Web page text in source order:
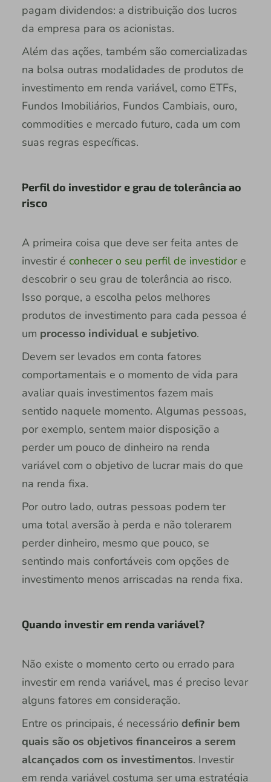
pagam dividendos: a distribuição dos lucros
da empresa para os acionistas.
Além das ações, também são comercializadas
na bolsa outras modalidades de produtos de
investimento em renda variável, como ETFs,
Fundos Imobiliários, Fundos Cambiais, ouro,
commodities e mercado futuro, cada um com
suas regras específicas.
Perfil do investidor e grau de tolerância ao
risco
A primeira coisa que deve ser feita antes de
investir é conhecer o seu perfil de investidore
descobrir o seu grau de tolerância ao risco.
Isso porque, a escolha pelos melhores
produtos de investimento para cada pessoa é
um processo individual e subjetivo.
Devem ser levados em conta fatores
comportamentais e o momento de vida para
avaliar quais investimentos fazem mais
sentido naquele momento. Algumas pessoas,
por exemplo, sentem maior disposição a
perder um pouco de dinheiro na renda
variável com o objetivo de lucrar mais do que
na renda fixa.
Por outro lado, outras pessoas podem ter
uma total aversão à perda e não tolerarem
perder dinheiro, mesmo que pouco, se
sentindo mais confortáveis com opções de
investimento menos arriscadas na renda fixa.
Quando investir em renda variável?
Não existe o momento certo ou errado para
investir em renda variável, mas é preciso levar
alguns fatores em consideração.
Entre os principais, é necessário definir bem
quais são os objetivos financeiros a serem
alcançados com os investimentos. Investir
em renda variável costuma ser uma estratégia